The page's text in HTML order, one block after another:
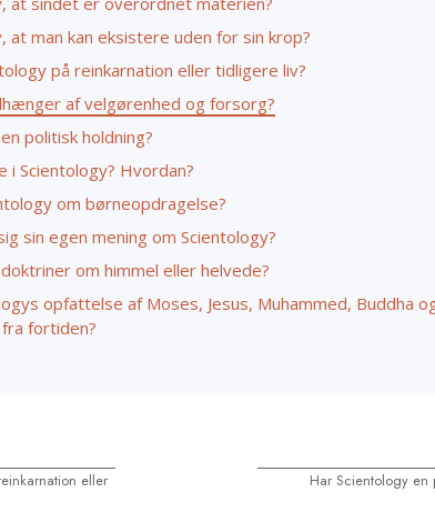
at man kan eksistere uden for sin krop?
på reinkarnation eller tidligere liv?
af velgørenhed og forsorg?
politisk holdning?
i Scientology? Hvordan?
om børneopdragelse?
sin egen mening om Scientology?
om himmel eller helvede?
opfattelse af Moses, Jesus, Muhammed, Buddha
fortiden?
eller Har Scientology en